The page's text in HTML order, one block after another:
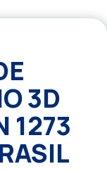
3D
1273